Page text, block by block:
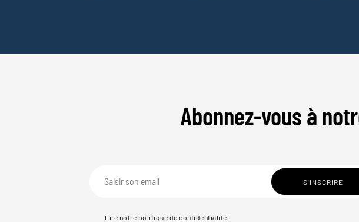
Abonnez-vous à
Lire notre politique de confidentialité